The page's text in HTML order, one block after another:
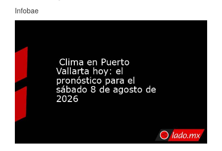
Infobae